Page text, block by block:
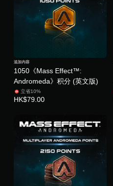
1050《Mass Effect™:
Andromeda》积分 (英文版)
追加内容
立省10%
HK$79.00